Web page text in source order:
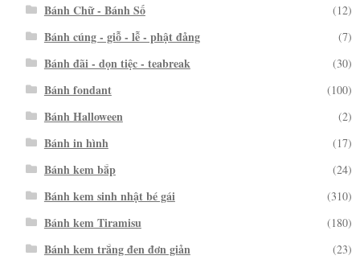
Bánh Chữ - Bánh Số (12)
Bánh cúng - giỗ - lễ - phật đảng (7)
Bánh đãi - dọn tiệc - teabreak (30)
Bánh fondant (100)
Bánh Halloween (2)
Bánh in hình (17)
Bánh kem bắp (24)
Bánh kem sinh nhật bé gái (310)
Bánh kem Tiramisu (180)
Bánh kem trắng đen đơn giản (23)